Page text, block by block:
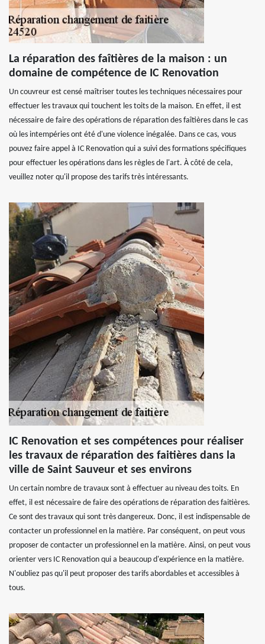
La réparation des faîtières de la maison : un
domaine de compétence de IC Renovation
Un couvreur est censé maîtriser toutes les techniques nécessaires pour
effectuer les travaux qui touchent les toits de la maison. En effet, il est
nécessaire de faire des opérations de réparation des faîtières dans le cas
où les intempéries ont été d'une violence inégalée. Dans ce cas, vous
pouvez faire appel à IC Renovation qui a suivi des formations spécifiques
pour effectuer les opérations dans les règles de l'art. À côté de cela,
veuillez noter qu'il propose des tarifs très intéressants.
IC Renovation et ses compétences pour réaliser
les travaux de réparation des faitières dans la
ville de Saint Sauveur et ses environs
Un certain nombre de travaux sont à effectuer au niveau des toits. En
effet, il est nécessaire de faire des opérations de réparation des faitières.
Ce sont des travaux qui sont très dangereux. Donc, il est indispensable de
contacter un professionnel en la matière. Par conséquent, on peut vous
proposer de contacter un professionnel en la matière. Ainsi, on peut vous
orienter vers IC Renovation qui a beaucoup d'expérience en la matière.
N'oubliez pas qu'il peut proposer des tarifs abordables et accessibles à
tous.